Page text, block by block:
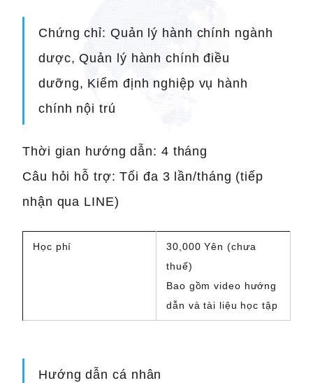
Chứng chỉ: Quản lý hành chính ngành
dược, Quản lý hành chính điều
dưỡng, Kiểm định nghiệp vụ hành
chính nội trú
Thời gian hướng dẫn: 4 tháng
Câu hỏi hỗ trợ: Tối đa 3 lần/tháng (tiếp
nhận qua LINE)
Học phí
30,000 Yên (chưa
thuế)
Bao gồm video hướng
dẫn và tài liệu học tập
Hướng dẫn cá nhân